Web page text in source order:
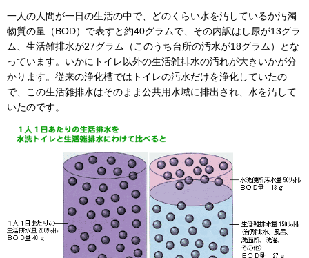
一人の人間が一日の生活の中で、どのくらい水を汚しているか汚濁
物質の量（BOD）で表すと約40グラムで、その内訳はし尿が13グラ
ム、生活雑排水が27グラム（このうち台所の汚水が18グラム）とな
っています。いかにトイレ以外の生活雑排水の汚れが大きいかが分
かります。従来の浄化槽ではトイレの汚水だけを浄化していたの
で、この生活雑排水はそのまま公共用水域に排出され、水を汚して
いたのです。